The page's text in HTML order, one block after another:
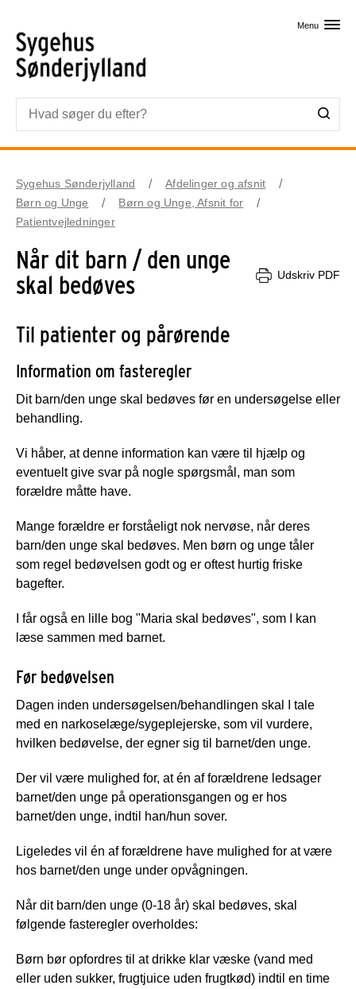
Menu
Sygehus Sønderjylland
Afdelinger og afsnit
Børn og Unge
Børn og Unge, Afsnit for
Patientvejledninger
Når dit barn / den unge
skal bedøves
Udskriv PDF
Til patienter og pårørende
Information om fasteregler
Dit barn/den unge skal bedøves før en undersøgelse eller
behandling.
Vi håber, at denne information kan være til hjælp og
eventuelt give svar på nogle spørgsmål, man som
forældre måtte have.
Mange forældre er forståeligt nok nervøse, når deres
barn/den unge skal bedøves. Men børn og unge tåler
som regel bedøvelsen godt og er oftest hurtig friske
bagefter.
I får også en lille bog "Maria skal bedøves", som I kan
læse sammen med barnet.
Før bedøvelsen
Dagen inden undersøgelsen/behandlingen skal I tale
med en narkoselæge/sygeplejerske, som vil vurdere,
hvilken bedøvelse, der egner sig til barnet/den unge.
Der vil være mulighed for, at én af forældrene ledsager
barnet/den unge på operationsgangen og er hos
barnet/den unge, indtil han/hun sover.
Ligeledes vil én af forældrene have mulighed for at være
hos barnet/den unge under opvågningen.
Når dit barn/den unge (0-18 år) skal bedøves, skal
følgende fasteregler overholdes:
Børn bør opfordres til at drikke klar væske (vand med
eller uden sukker, frugtjuice uden frugtkød) indtil en time